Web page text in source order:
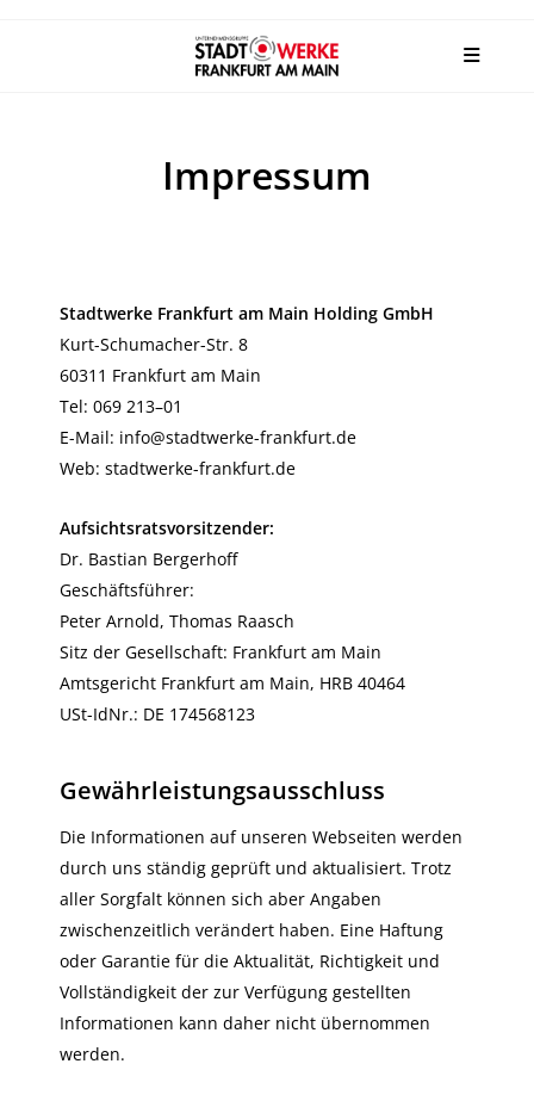
Impressum
Stadtwerke Frankfurt am Main Holding GmbH
Kurt-Schumacher-Str. 8
60311 Frankfurt am Main
Tel: 069 213–01
E-Mail: info@stadtwerke-frankfurt.de
Web: stadtwerke-frankfurt.de
Aufsichtsratsvorsitzender:
Dr. Bastian Bergerhoff
Geschäftsführer:
Peter Arnold, Thomas Raasch
Sitz der Gesellschaft: Frankfurt am Main
Amtsgericht Frankfurt am Main, HRB 40464
USt-IdNr.: DE 174568123
Gewährleistungsausschluss
Die Informationen auf unseren Webseiten werden
durch uns ständig geprüft und aktualisiert. Trotz
aller Sorgfalt können sich aber Angaben
zwischenzeitlich verändert haben. Eine Haftung
oder Garantie für die Aktualität, Richtigkeit und
Vollständigkeit der zur Verfügung gestellten
Informationen kann daher nicht übernommen
werden.